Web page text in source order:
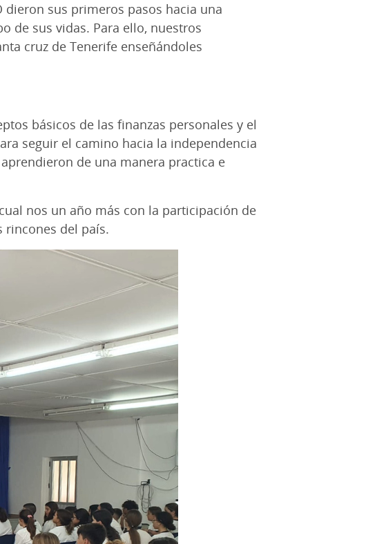
dieron sus primeros pasos hacia una
de sus vidas. Para ello, nuestros
cruz de Tenerife enseñándoles
básicos de las finanzas personales y el
seguir el camino hacia la independencia
de una manera practica e
nos un año más con la participación de
rincones del país.